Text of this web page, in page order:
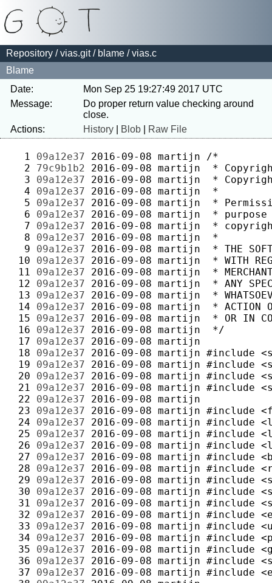
Repository /vias.git/ blame / vias.c
Blame
Date:
Mon Sep 25 19:27:49 2017 UTC
Message:
Do proper return value checking around
Actions:
History Blob Raw File
  1
09a12e37 2016-09-08 martijn
  2
79c9b1b2 2016-09-08 martijn
  3
09a12e37 2016-09-08 martijn
  4
09a12e37 2016-09-08 martijn
  5
09a12e37 2016-09-08 martijn
  6
09a12e37 2016-09-08 martijn
  7
09a12e37 2016-09-08 martijn
  8
09a12e37 2016-09-08 martijn
  9
09a12e37 2016-09-08 martijn
10 09a12e37 2016-09-08 martijn
11 09a12e37 2016-09-08 martijn
12 09a12e37 2016-09-08 martijn
13 09a12e37 2016-09-08 martijn
14 09a12e37 2016-09-08 martijn
15 09a12e37 2016-09-08 martijn
16 09a12e37 2016-09-08 martijn
17 09a12e37 2016-09-08 martijn
18 09a12e37 2016-09-08 martijn
19 09a12e37 2016-09-08 martijn
20 09a12e37 2016-09-08 martijn
21 09a12e37 2016-09-08 martijn
22 09a12e37 2016-09-08 martijn
23 09a12e37 2016-09-08 martijn
24 09a12e37 2016-09-08 martijn
25 09a12e37 2016-09-08 martijn
26 09a12e37 2016-09-08 martijn
27 09a12e37 2016-09-08 martijn
28 09a12e37 2016-09-08 martijn
29 09a12e37 2016-09-08 martijn
30 09a12e37 2016-09-08 martijn
31 09a12e37 2016-09-08 martijn
32 09a12e37 2016-09-08 martijn
33 09a12e37 2016-09-08 martijn
34 09a12e37 2016-09-08 martijn
35 09a12e37 2016-09-08 martijn
36 09a12e37 2016-09-08 martijn
37 09a12e37 2016-09-08 martijn